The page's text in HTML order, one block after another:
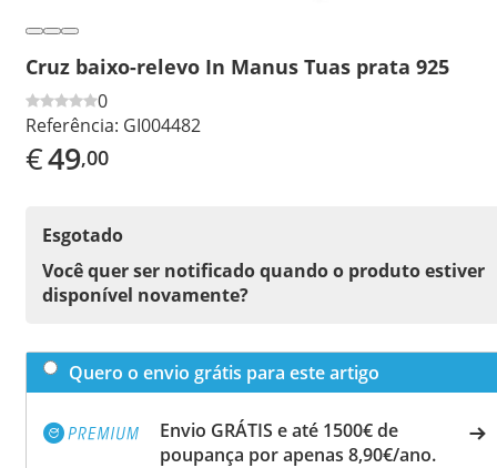
Cruz baixo-relevo In Manus Tuas prata 925
0
Referência: GI004482
€49,00
Esgotado
Você quer ser notificado quando o produto estiver
disponível novamente?
Quero o envio grátis para este artigo
Envio GRÁTIS e até 1500€ de
poupança por apenas 8,90€/ano.